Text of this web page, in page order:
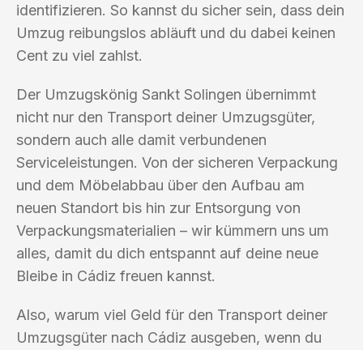
identifizieren. So kannst du sicher sein, dass dein
Umzug reibungslos abläuft und du dabei keinen
Cent zu viel zahlst.
Der Umzugskönig Sankt Solingen übernimmt
nicht nur den Transport deiner Umzugsgüter,
sondern auch alle damit verbundenen
Serviceleistungen. Von der sicheren Verpackung
und dem Möbelabbau über den Aufbau am
neuen Standort bis hin zur Entsorgung von
Verpackungsmaterialien – wir kümmern uns um
alles, damit du dich entspannt auf deine neue
Bleibe in Cádiz freuen kannst.
Also, warum viel Geld für den Transport deiner
Umzugsgüter nach Cádiz ausgeben, wenn du